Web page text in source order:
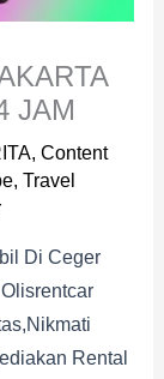
JAM
, Content
, Travel
Di Ceger
Rental